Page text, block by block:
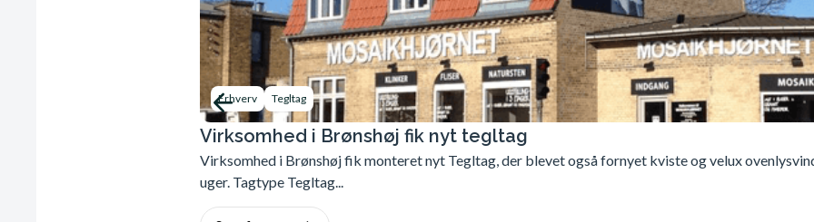
Erhverv Tegltag
Virksomhed i Brønshøj fik nyt tegltag
Virksomhed i Brønshøj fik monteret nyt Tegltag, der blevet også fornyet kviste og velux
uger. Tagtype Tegltag...